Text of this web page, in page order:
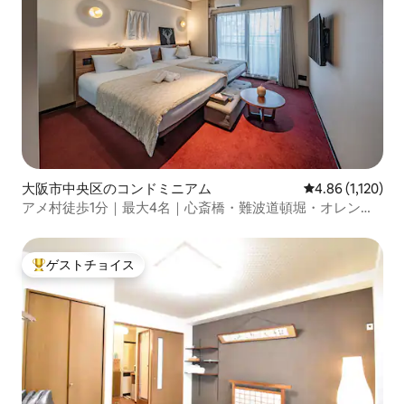
大阪市中央区のコンドミニアム レビュー1,120
4.86 (1,120)
アメ村徒歩1分｜最大4名｜心斎橋・難波道頓堀・オレンジ
大好評のゲストチョイスです。
ゲストチョイス